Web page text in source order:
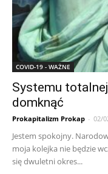
COVID-19 - WAŻNE
Systemu
domknąć
Prokapitalizm Prokap - 02/
Jestem spokojny.
moja kolejka nie będzie
się dwuletni okres...